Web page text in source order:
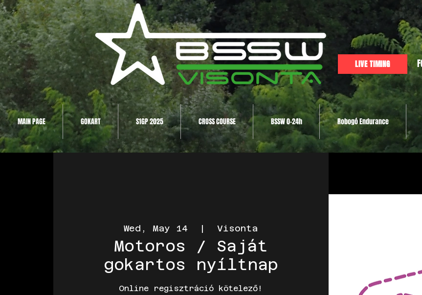
LIVE TIMING
MAIN PAGE GOKART S1GP 2025 CROSS COURSE BSSW 0-24h Robogó Endurance
Wed, May 14
  |
Visonta
Motoros / Saját
gokartos nyíltnap
Online regisztráció kötelező!